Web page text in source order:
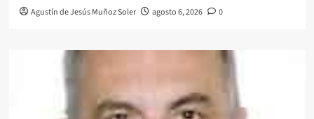
Agustín de Jesús Muñoz Soler agosto 6, 2026 0